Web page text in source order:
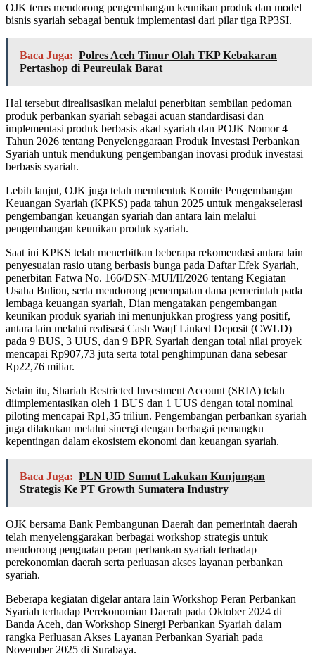
OJK terus mendorong pengembangan keunikan produk dan model
bisnis syariah sebagai bentuk implementasi dari pilar tiga RP3SI.
Baca Juga: Polres Aceh Timur Olah TKP Kebakaran
Pertashop di Peureulak Barat
Hal tersebut direalisasikan melalui penerbitan sembilan pedoman
produk perbankan syariah sebagai acuan standardisasi dan
implementasi produk berbasis akad syariah dan POJK Nomor 4
Tahun 2026 tentang Penyelenggaraan Produk Investasi Perbankan
Syariah untuk mendukung pengembangan inovasi produk investasi
berbasis syariah.
Lebih lanjut, OJK juga telah membentuk Komite Pengembangan
Keuangan Syariah (KPKS) pada tahun 2025 untuk mengakselerasi
pengembangan keuangan syariah dan antara lain melalui
pengembangan keunikan produk syariah.
Saat ini KPKS telah menerbitkan beberapa rekomendasi antara lain
penyesuaian rasio utang berbasis bunga pada Daftar Efek Syariah,
penerbitan Fatwa No. 166/DSN-MUI/II/2026 tentang Kegiatan
Usaha Bulion, serta mendorong penempatan dana pemerintah pada
lembaga keuangan syariah, Dian mengatakan pengembangan
keunikan produk syariah ini menunjukkan progress yang positif,
antara lain melalui realisasi Cash Waqf Linked Deposit (CWLD)
pada 9 BUS, 3 UUS, dan 9 BPR Syariah dengan total nilai proyek
mencapai Rp907,73 juta serta total penghimpunan dana sebesar
Rp22,76 miliar.
Selain itu, Shariah Restricted Investment Account (SRIA) telah
diimplementasikan oleh 1 BUS dan 1 UUS dengan total nominal
piloting mencapai Rp1,35 triliun. Pengembangan perbankan syariah
juga dilakukan melalui sinergi dengan berbagai pemangku
kepentingan dalam ekosistem ekonomi dan keuangan syariah.
Baca Juga: PLN UID Sumut Lakukan Kunjungan
Strategis Ke PT Growth Sumatera Industry
OJK bersama Bank Pembangunan Daerah dan pemerintah daerah
telah menyelenggarakan berbagai workshop strategis untuk
mendorong penguatan peran perbankan syariah terhadap
perekonomian daerah serta perluasan akses layanan perbankan
syariah.
Beberapa kegiatan digelar antara lain Workshop Peran Perbankan
Syariah terhadap Perekonomian Daerah pada Oktober 2024 di
Banda Aceh, dan Workshop Sinergi Perbankan Syariah dalam
rangka Perluasan Akses Layanan Perbankan Syariah pada
November 2025 di Surabaya.